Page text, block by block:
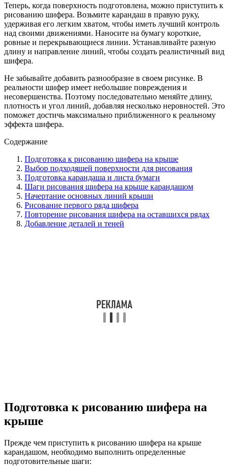
Теперь, когда поверхность подготовлена, можно приступить к
рисованию шифера. Возьмите карандаш в правую руку,
удерживая его легким хватом, чтобы иметь лучший контроль
над своими движениями. Наносите на бумагу короткие,
ровные и перекрывающиеся линии. Устанавливайте разную
длину и направление линий, чтобы создать реалистичный вид
шифера.
Не забывайте добавить разнообразие в своем рисунке. В
реальности шифер имеет небольшие повреждения и
несовершенства. Поэтому последовательно меняйте длину,
плотность и угол линий, добавляя несколько неровностей. Это
поможет достичь максимально приближенного к реальному
эффекта шифера.
Содержание
Подготовка к рисованию шифера на крыше
Выбор подходящей поверхности для рисования
Подготовка карандаша и листа бумаги
Шаги рисования шифера на крыше карандашом
Начертание основных линий крыши
Рисование первого ряда шифера
Повторение рисования шифера на оставшихся рядах
Добавление деталей и теней
Подготовка к рисованию шифера на
крыше
Прежде чем приступить к рисованию шифера на крыше
карандашом, необходимо выполнить определенные
подготовительные шаги: